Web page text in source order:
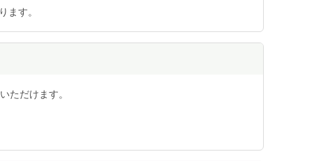
ます。
ただけます。